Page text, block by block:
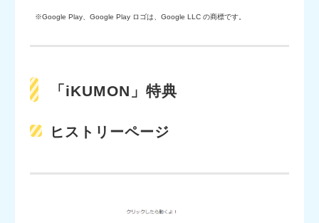
※Google Play、Google Play ロゴは、Google LLC の商標です。
「iKUMON」特典
ヒストリーページ